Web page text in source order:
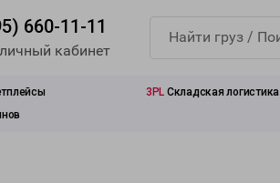
660-11-11
кабинет
3PL Складская логистика